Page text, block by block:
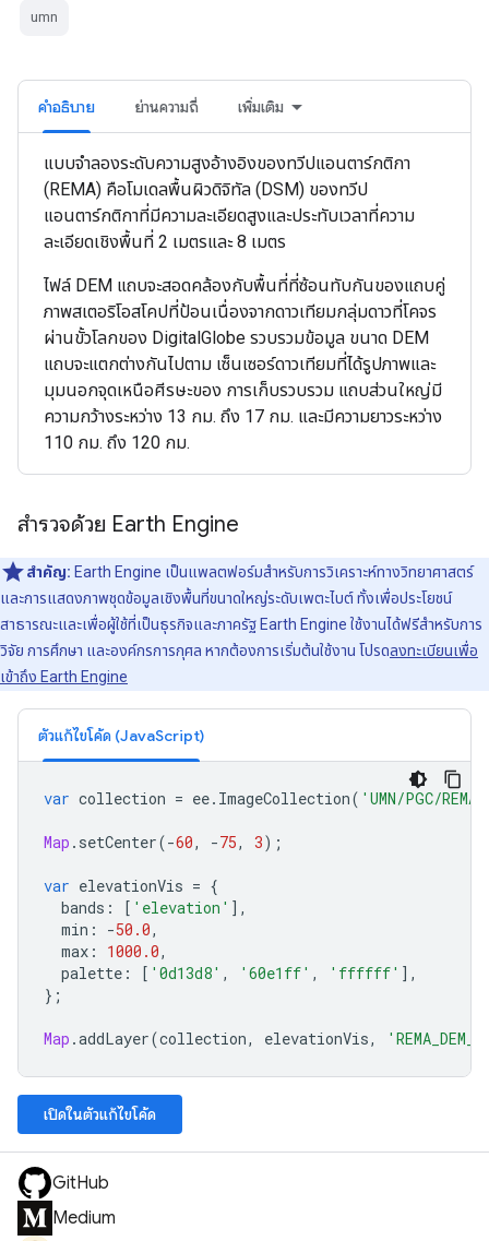
umn
คำอธิบาย ย่านความถี่ เพิ่มเติม
แบบจำลองระดับความสูงอ้างอิงของทวีปแอนตาร์กติกา
(REMA) คือโมเดลพื้นผิวดิจิทัล (DSM) ของทวีป
แอนตาร์กติกาที่มีความละเอียดสูงและประทับเวลาที่ความ
ละเอียดเชิงพื้นที่ 2 เมตรและ 8 เมตร
ไฟล์ DEM แถบจะสอดคล้องกับพื้นที่ที่ซ้อนทับกันของแถบคู่
ภาพสเตอริโอสโคปที่ป้อนเนื่องจากดาวเทียมกลุ่มดาวที่โคจร
ผ่านขั้วโลกของ DigitalGlobe รวบรวมข้อมูล ขนาด DEM
แถบจะแตกต่างกันไปตาม เซ็นเซอร์ดาวเทียมที่ได้รูปภาพและ
มุมนอกจุดเหนือศีรษะของ การเก็บรวบรวม แถบส่วนใหญ่มี
ความกว้างระหว่าง 13 กม. ถึง 17 กม. และมีความยาวระหว่าง
110 กม. ถึง 120 กม.
สำรวจด้วย Earth Engine
สำคัญ: Earth Engine เป็นแพลตฟอร์มสําหรับการวิเคราะห์ทางวิทยาศาสตร์
และการแสดงภาพชุดข้อมูลเชิงพื้นที่ขนาดใหญ่ระดับเพตะไบต์ ทั้งเพื่อประโยชน์
สาธารณะและเพื่อผู้ใช้ที่เป็นธุรกิจและภาครัฐ Earth Engine ใช้งานได้ฟรีสำหรับการ
วิจัย การศึกษา และองค์กรการกุศล หากต้องการเริ่มต้นใช้งาน โปรดลงทะเบียนเพื่อ
เข้าถึง Earth Engine
ตัวแก้ไขโค้ด (JavaScript)
var collection = ee. ImageCollection( 'UMN/PGC/
Map . setCenter(-60, -75, 3);
var elevationVis = {
bands : [ 'elevation' ],
min : -50.0,
max : 1000.0,
palette : [ '0d13d8' , '60e1ff' , 'ffffff' ],
};
Map .addLayer(collection, elevationVis,
เปิดในตัวแก้ไขโค้ด
GitHub
Medium